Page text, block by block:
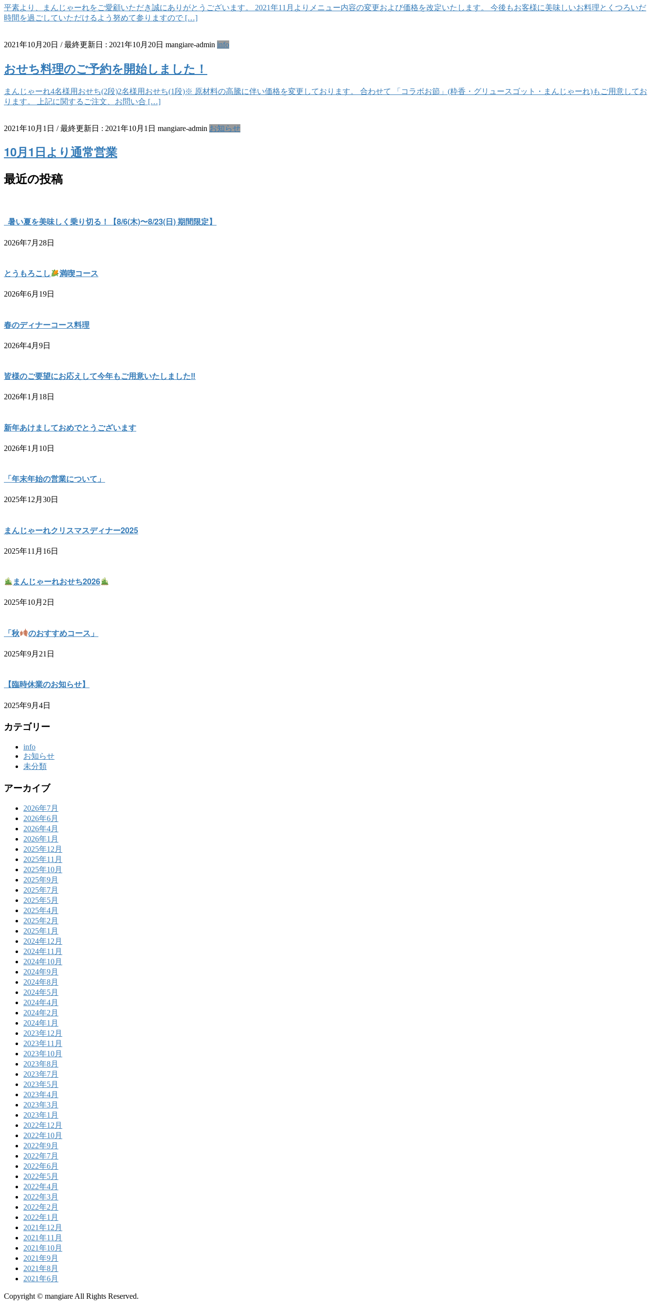
平素より、まんじゃーれをご愛顧いただき誠にありがとうございます。 2021年11月よりメニュー内容の変更および価格を改定いたします。 今後もお客様に美味しいお料理とくつろいだ
時間を過ごしていただけるよう努めて参りますので […]
2021年10月20日 / 最終更新日 : 2021年10月20日 mangiare-admin info
おせち料理のご予約を開始しました！
まんじゃーれ4名様用おせち(2段)2名様用おせち(1段)※ 原材料の高騰に伴い価格を変更しております。 合わせて 「コラボお節」(粋香・グリュースゴット・まんじゃーれ)もご用意してお
ります。 上記に関するご注文、お問い合 […]
2021年10月1日 / 最終更新日 : 2021年10月1日 mangiare-admin お知らせ
10月1日より通常営業
最近の投稿
暑い夏を美味しく乗り切る！【8/6(木)〜8/23(日) 期間限定】
2026年7月28日
とうもろこし 満喫コース
2026年6月19日
春のディナーコース料理
2026年4月9日
皆様のご要望にお応えして今年もご用意いたしました‼︎
2026年1月18日
新年あけましておめでとうございます
2026年1月10日
「年末年始の営業について」
2025年12月30日
まんじゃーれクリスマスディナー2025
2025年11月16日
まんじゃーれおせち2026
2025年10月2日
「秋 のおすすめコース」
2025年9月21日
【臨時休業のお知らせ】
2025年9月4日
カテゴリー
info
お知らせ
未分類
アーカイブ
2026年7月
2026年6月
2026年4月
2026年1月
2025年12月
2025年11月
2025年10月
2025年9月
2025年7月
2025年5月
2025年4月
2025年2月
2025年1月
2024年12月
2024年11月
2024年10月
2024年9月
2024年8月
2024年5月
2024年4月
2024年2月
2024年1月
2023年12月
2023年11月
2023年10月
2023年8月
2023年7月
2023年5月
2023年4月
2023年3月
2023年1月
2022年12月
2022年10月
2022年9月
2022年7月
2022年6月
2022年5月
2022年4月
2022年3月
2022年2月
2022年1月
2021年12月
2021年11月
2021年10月
2021年9月
2021年8月
2021年6月
Copyright © mangiare All Rights Reserved.